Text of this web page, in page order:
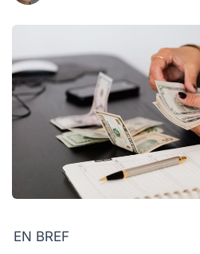
EN BREF